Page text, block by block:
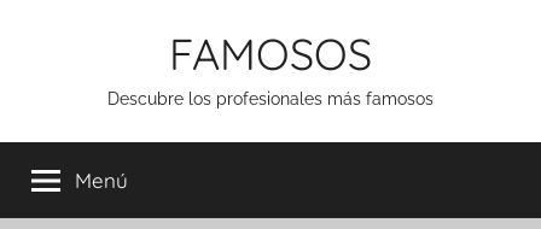
FAMOSOS
Descubre los profesionales más famosos
Menú